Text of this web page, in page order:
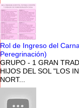
Rol de Ingreso del
Peregrinación)
GRUPO - 1 GRAN
HIJOS DEL SOL "LOS
NORT...